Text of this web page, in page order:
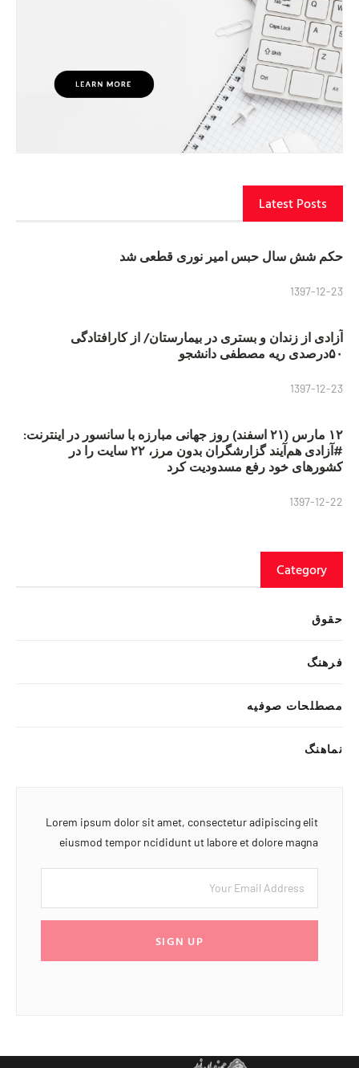
Latest Posts
حکم شش سال حبس امیر نوری قطعی شد
1397-12-23
آزادی از زندان و بستری در بیمارستان/ از کارافتادگی
۵۰درصدی ریه مصطفی دانشجو
1397-12-23
۱۲ مارس (۲۱ اسفند) روز جهانی مبارزه با سانسور در اینترنت:
#آزادی هم‌آیند گزارشگران‌ بدون مرز، ۲۲ سایت را در
کشورهای خود رفع مسدودیت کرد
1397-12-22
Category
حقوق
فرهنگ
مصطلحات صوفیه
نماهنگ
Lorem ipsum dolor sit amet, consectetur adipiscing elit
eiusmod tempor ncididunt ut labore et dolore magna
SIGN UP